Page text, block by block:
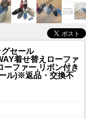
セール
着せ替えローファ
ファー,リボン付き
ル)※返品・交換不